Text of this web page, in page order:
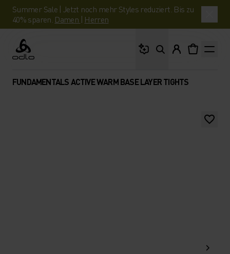
Summer Sale | Jetzt noch mehr Styles reduziert. Bis zu
40% sparen. Damen | Herren
Odlo
FUNDAMENTALS ACTIVE WARM BASE LAYER TIGHTS